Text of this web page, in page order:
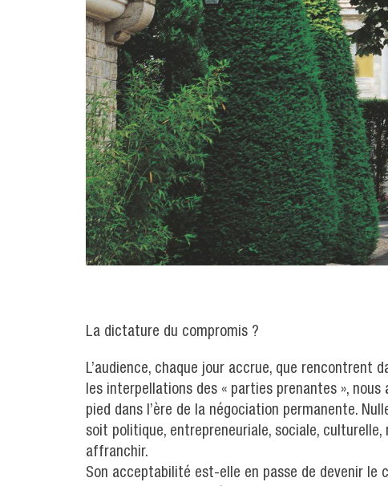
La dictature du compromis ?
L’audience, chaque jour accrue, que rencontrent
les interpellations des « parties prenantes »,
pied dans l’ère de la négociation permanente.
soit politique, entrepreneuriale, sociale, culturelle,
affranchir.
Son acceptabilité est-elle en passe de devenir le